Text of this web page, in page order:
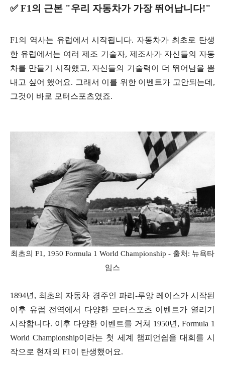
✅ F1의 근본 "우리 자동차가 가장 뛰어납니다!"
F1의 역사는 유럽에서 시작됩니다. 자동차가 최초로 탄생
한 유럽에서는 여러 제조 기술자, 제조사가 자신들의 자동
차를 만들기 시작했고, 자신들의 기술력이 더 뛰어남을 뽐
내고 싶어 했어요. 그래서 이를 위한 이벤트가 고안되는데,
그것이 바로 모터스포츠였죠.
최초의 F1, 1950 Formula 1 World Championship - 출처: 뉴욕타
임스
1894년, 최초의 자동차 경주인 파리-루앙 레이스가 시작된
이후 유럽 전역에서 다양한 모터스포츠 이벤트가 열리기
시작합니다. 이후 다양한 이벤트를 거쳐 1950년, Formula 1
World Championship이라는 첫 세계 챔피언쉽을 대회를 시
작으로 현재의 F1이 탄생했어요.